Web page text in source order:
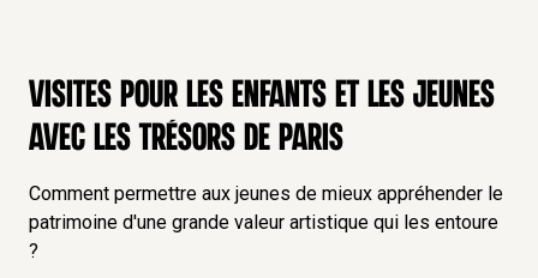
Visites pour les enfants et les jeunes
avec Les Trésors de Paris
Comment permettre aux jeunes de mieux appréhender le
patrimoine d'une grande valeur artistique qui les entoure
?